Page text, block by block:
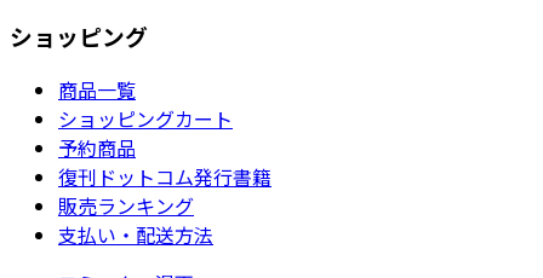
ショッピング
商品一覧
ショッピングカート
予約商品
復刊ドットコム発行書籍
販売ランキング
支払い・配送方法